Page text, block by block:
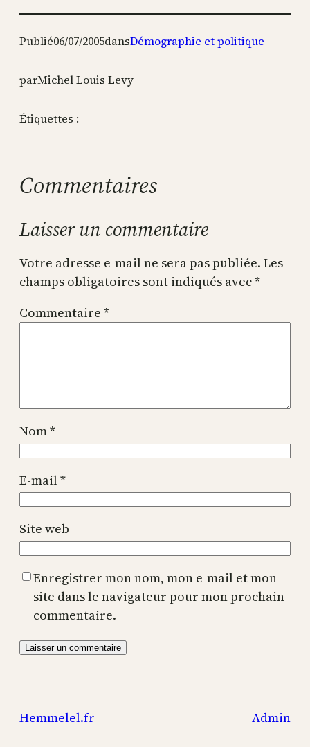
Publié06/07/2005dansDémographie et politique
parMichel Louis Levy
Étiquettes :
Commentaires
Laisser un commentaire
Votre adresse e-mail ne sera pas publiée. Les
champs obligatoires sont indiqués avec*
Commentaire *
Nom*
E-mail*
Site web
Enregistrer mon nom, mon e-mail et mon
site dans le navigateur pour mon prochain
commentaire.
Hemmelel.fr Admin